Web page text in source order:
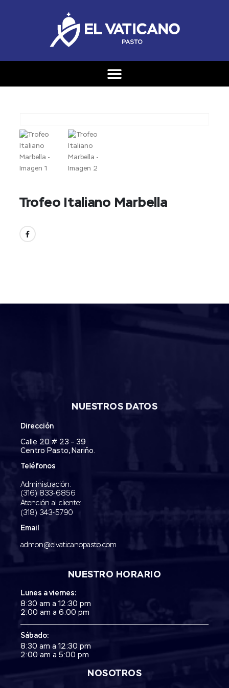
Trofeo Italiano Marbella
NUESTROS DATOS
Dirección
Calle 20 # 23 – 39
Centro Pasto, Nariño.
Teléfonos
Administración:
‭(316) 833-6856‬
Atención al cliente:
(318) 343-5790‬
Email
admon@elvaticanopasto.com
NOSOTROS
NUESTRO HORARIO
Lunes a viernes:
8:30 am a 12:30 pm
2:00 am a 6:00 pm
Sábado:
8:30 am a 12:30 pm
2:00 am a 5:00 pm